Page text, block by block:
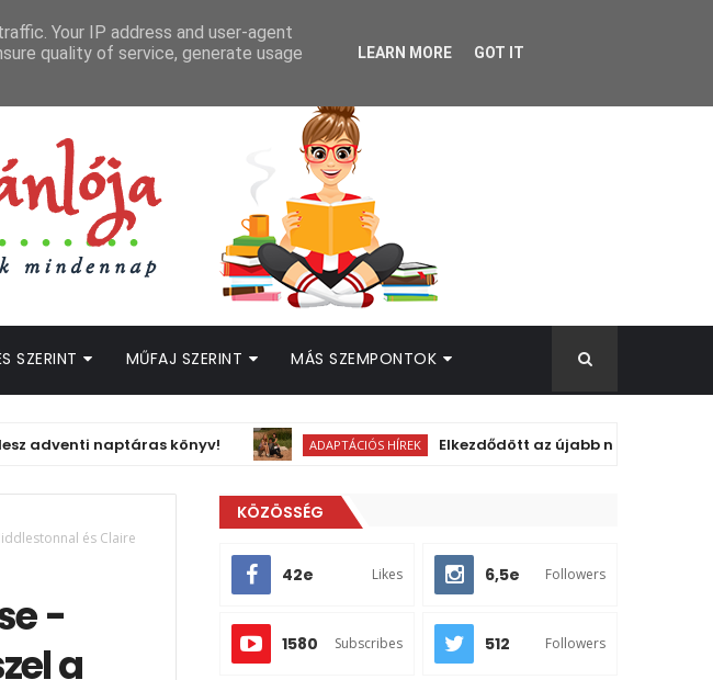
SZERINT MŰFAJ SZERINT MÁS SZEMPONTOK
naptáras könyv! ADAPTÁCIÓS HÍREK Elkezdődött az újabb nyári romantikus
és Claire
-
a
KÖZÖSSÉG
42e Likes 6,5e Followers
1580 Subscribes 512 Followers
Your IP address and user-agent
quality of service, generate usage
LEARN MORE GOT IT